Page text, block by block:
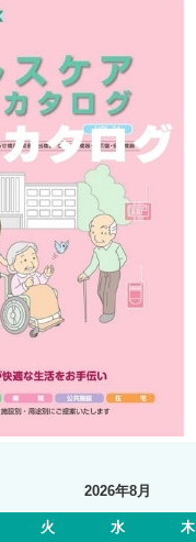
2026年8月
火 水 木